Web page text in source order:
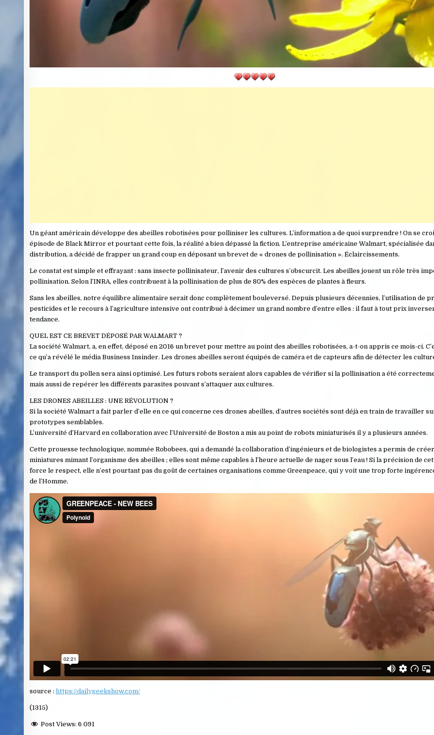
Un géant américain développe des abeilles robotisées pour polliniser les cultures. L’information a de quoi surprendre ! On se
épisode de Black Mirror et pourtant cette fois, la réalité a bien dépassé la fiction. L’entreprise américaine Walmart, spécialisée
distribution, a décidé de frapper un grand coup en déposant un brevet de « drones de pollinisation ». Éclaircissements.
Le constat est simple et effrayant : sans insecte pollinisateur, l’avenir des cultures s’obscurcit. Les abeilles jouent un rôle très
pollinisation. Selon l’INRA, elles contribuent à la pollinisation de plus de 80% des espèces de plantes à fleurs.
Sans les abeilles, notre équilibre alimentaire serait donc complètement bouleversé. Depuis plusieurs décennies, l’utilisation de
pesticides et le recours à l’agriculture intensive ont contribué à décimer un grand nombre d’entre elles : il faut à tout prix
tendance.
QUEL EST CE BREVET DÉPOSÉ PAR WALMART ?
La société Walmart, a, en effet, déposé en 2016 un brevet pour mettre au point des abeilles robotisées, a-t-on appris ce mois-ci.
ce qu’a révélé le média Business Insinder. Les drones abeilles seront équipés de caméra et de capteurs afin de détecter les
Le transport du pollen sera ainsi optimisé. Les futurs robots seraient alors capables de vérifier si la pollinisation a été
mais aussi de repérer les différents parasites pouvant s’attaquer aux cultures.
LES DRONES ABEILLES : UNE RÉVOLUTION ?
Si la société Walmart a fait parler d’elle en ce qui concerne ces drones abeilles, d’autres sociétés sont déjà en train de travailler
prototypes semblables.
L’université d’Harvard en collaboration avec l’Université de Boston a mis au point de robots miniaturisés il y a plusieurs années.
Cette prouesse technologique, nommée Robobees, qui a demandé la collaboration d’ingénieurs et de biologistes a permis de
miniatures mimant l’organisme des abeilles ; elles sont même capables à l’heure actuelle de nager sous l’eau ! Si la précision de
force le respect, elle n’est pourtant pas du goût de certaines organisations comme Greenpeace, qui y voit une trop forte
de l’Homme.
source :https://dailygeekshow.com/
(1315)
Post Views: 6 091